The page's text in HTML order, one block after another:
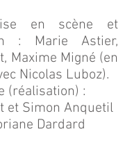
en scène et
: Marie Astier,
Maxime Migné (en
Nicolas Luboz).
(réalisation) :
et Simon Anquetil
Dardard